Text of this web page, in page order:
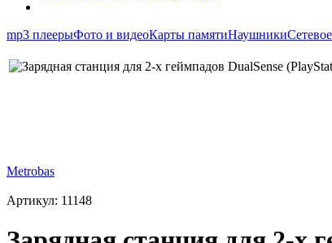
mp3 плеерыФото и видеоКарты памятиНаушники
Metrobas
Артикул: 11148